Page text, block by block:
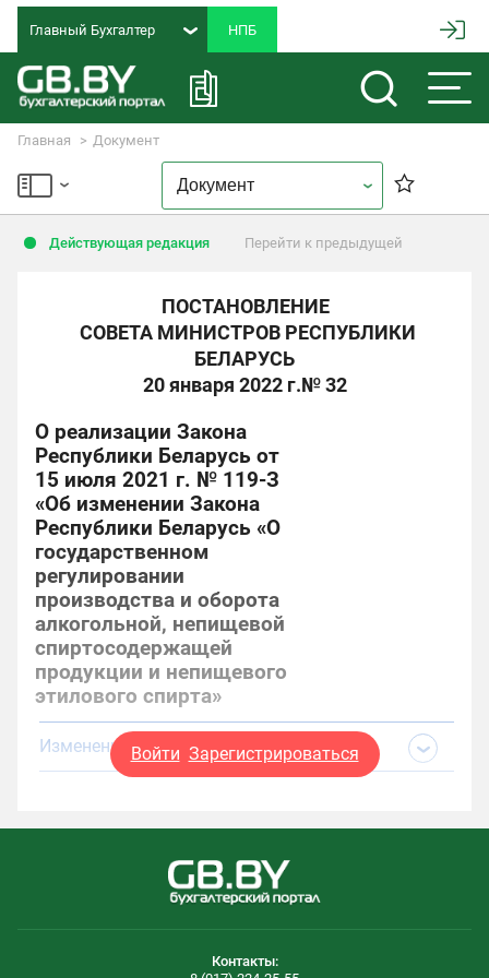
Главный Бухгалтер
Главная Документ
Действующая редакция Перейти к предыдущей
ПОСТАНОВЛЕНИЕ
СОВЕТА МИНИСТРОВ РЕСПУБЛИКИ
БЕЛАРУСЬ
20 января 2022 г.№ 32
О реализации Закона
Республики Беларусь от
15 июля 2021 г. № 119-З
«Об изменении Закона
Республики Беларусь «О
государственном
регулировании
производства и оборота
алкогольной, непищевой
спиртосодержащей
продукции и непищевого
этилового спирта»
Изменения и дополнения:
Войти Зарегистрироваться
Контакты: